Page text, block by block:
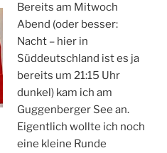
Bereits am Mitwoch
Abend (oder besser:
Nacht – hier in
Süddeutschland ist es ja
bereits um 21:15 Uhr
dunkel) kam ich am
Guggenberger See an.
Eigentlich wollte ich noch
eine kleine Runde